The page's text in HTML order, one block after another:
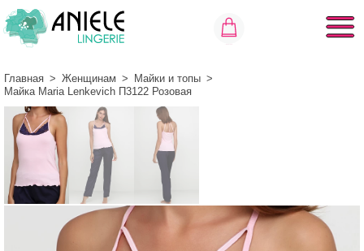
Главная > Женщинам > Майки и топы >
Майка Maria Lenkevich П3122 Розовая